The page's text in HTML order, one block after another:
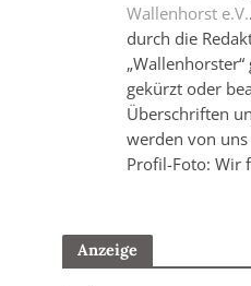
Wallenhorst e.V.
durch die
gekürzt oder
Überschriften
werden von
Profil-Foto: Wir
Anzeige